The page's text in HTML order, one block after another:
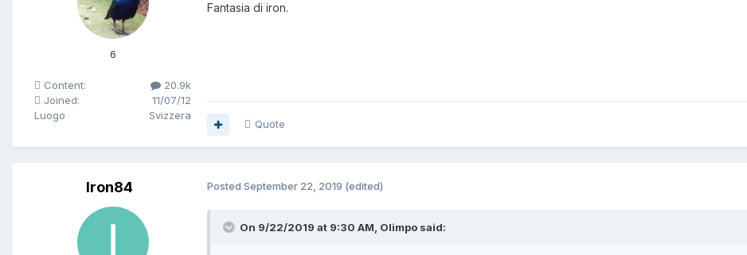
6
Content:
20.9k
Joined:
11/07/12
Luogo
Svizzera
Fantasia di iron.
Quote
Iron84 Posted September 22, 2019 (edited)
On 9/22/2019 at 9:30 AM, Olimpo said: